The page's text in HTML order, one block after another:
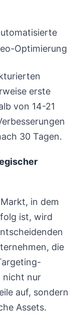
Optimierung
erste
von 14-21
30 Tagen.
in dem
ist, wird
die
nicht nur
auf, sondern
Assets.